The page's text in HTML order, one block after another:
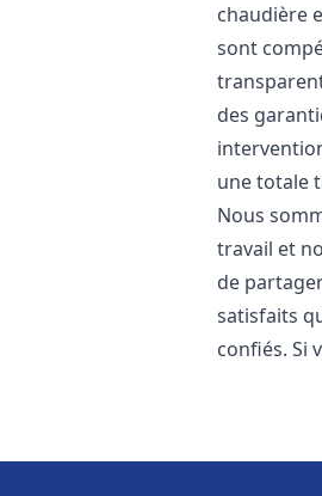
chaudière
sont
des
une totale
Nous
travail et
de
satisfaits
confiés. Si